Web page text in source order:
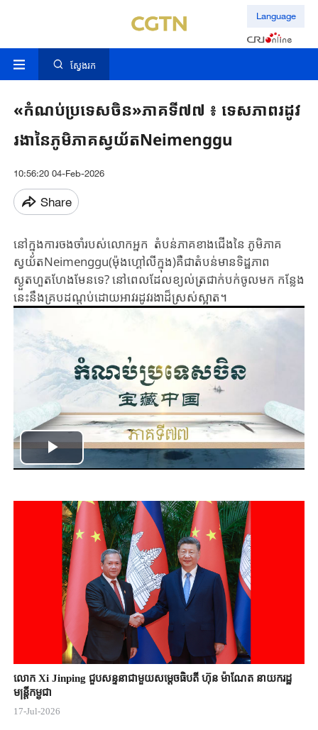
Language
ស្វែងរក
«កំណប់ប្រទេសចិន»ភាគទី៧៧ ៖ ទេសភាពរដូវ
រងានៃភូមិភាគស្វយ័តNeimenggu
10:56:20 04-Feb-2026
Share
នៅក្នុងការចងចាំរបស់លោកអ្នក តំបន់ភាគខាងជើងនៃ ភូមិភាគ
ស្វយ័តNeimenggu(ម៉ុងហ្គៅលីក្នុង)គឺជាតំបន់មានទិដ្ឋភាព
ស្ងួតហួតហែងមែនទេ? នៅពេលដែលខ្យល់ត្រជាក់បក់ចូលមក កន្លែង
នេះនឹងគ្របដណ្ដប់ដោយអាវរដូវរងាដ៏ស្រស់ស្អាត។
Play
Video
លោក Xi Jinping ជួបសន្ទនាជាមួយសម្តេចធិបតី ហ៊ុន ម៉ាណែត នាយករដ្ឋ
មន្ត្រីកម្ពុជា
17-Jul-2026